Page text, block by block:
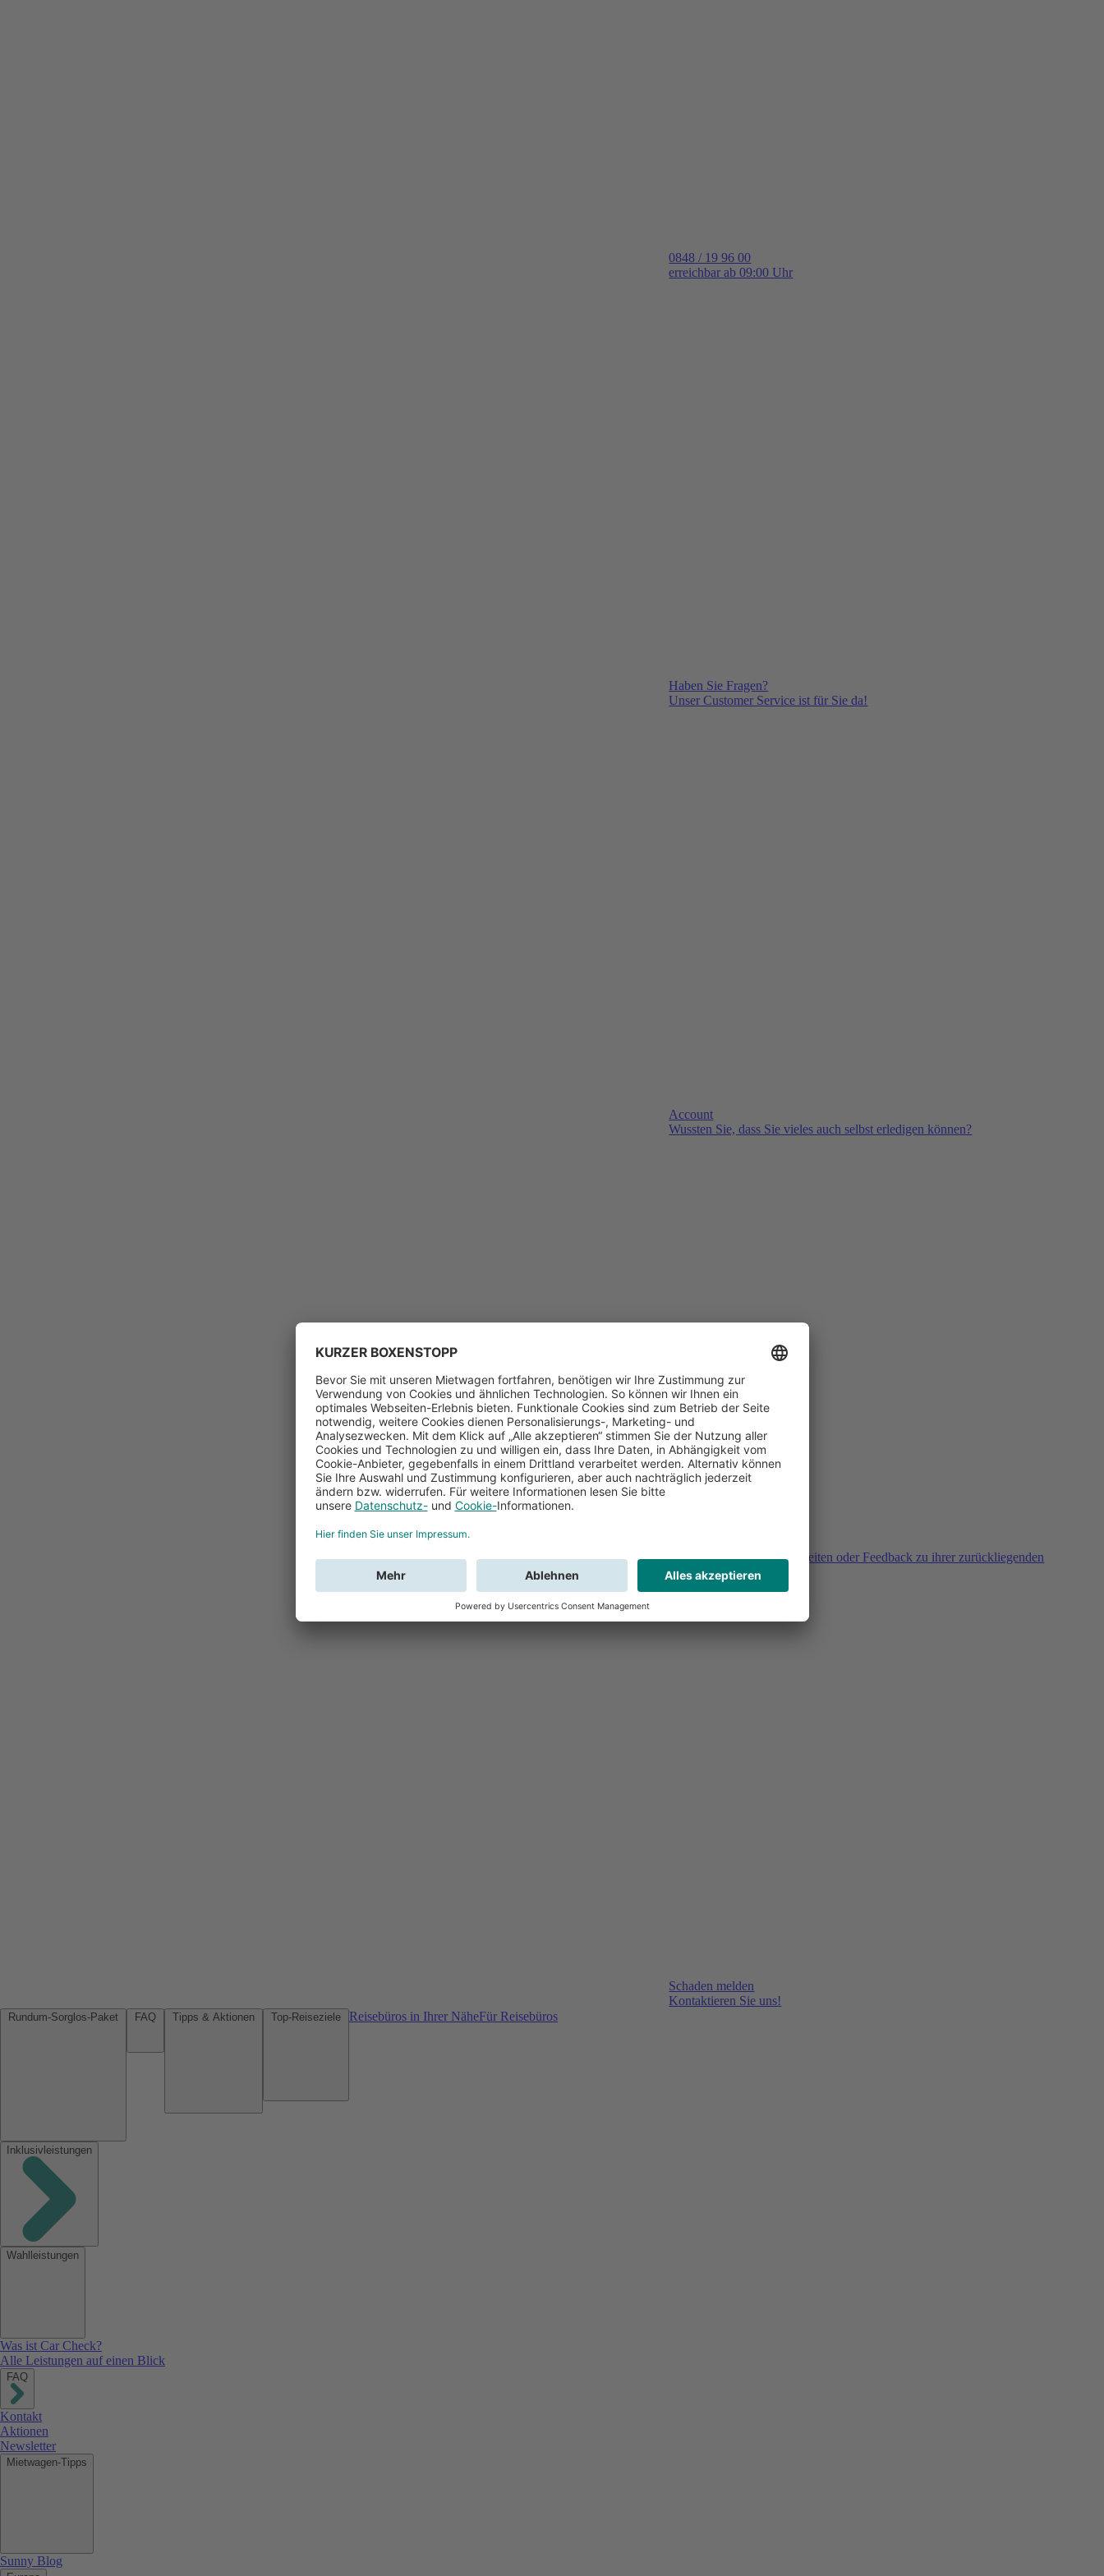
0848 / 19 96 00
erreichbar ab 09:00 Uhr
Haben Sie Fragen?
Unser Customer Service ist für Sie da!
Account
Wussten Sie, dass Sie vieles auch selbst erledigen können?
Sie haben Fragen, Unklarheiten oder Feedback zu ihrer zurückliegenden
Buchung?
Schaden melden
Kontaktieren Sie uns!
Reisebüros in Ihrer NäheFür Reisebüros
Inklusivleistungen
Wahlleistungen
Was ist Car Check?
Alle Leistungen auf einen Blick
FAQ
Kontakt
Aktionen
Newsletter
Mietwagen-Tipps
Sunny Blog